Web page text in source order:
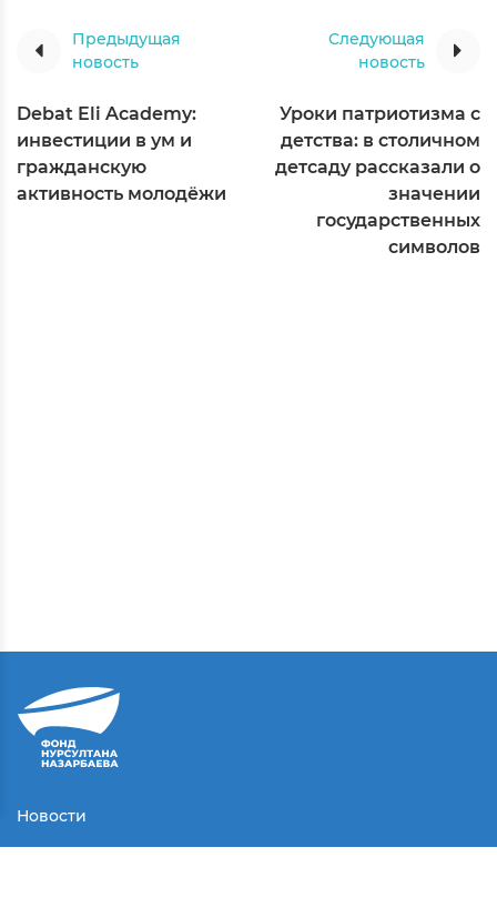
Предыдущая
новость
Debat Eli Academy:
инвестиции в ум и
гражданскую
активность молодёжи
Следующая
новость
Уроки патриотизма с
детства: в столичном
детсаду рассказали о
значении
государственных
символов
Новости